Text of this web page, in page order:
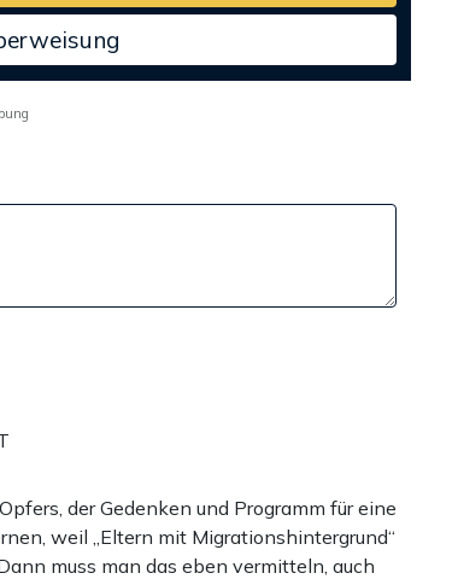
der Gedenken und Programm für eine
weil „Eltern mit Migrationshintergrund“
muss man das eben vermitteln, auch